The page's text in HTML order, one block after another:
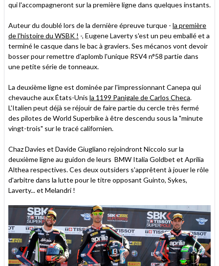
qui l'accompagneront sur la première ligne dans quelques instants.
Auteur du doublé lors de la dernière épreuve turque - la première
de l'histoire du WSBK ! -, Eugene Laverty s'est un peu emballé et a
terminé le casque dans le bac à graviers. Ses mécanos vont devoir
bosser pour remettre d'aplomb l'unique RSV4 n°58 partie dans
une petite série de tonneaux.
La deuxième ligne est dominée par l'impressionnant Canepa qui
chevauche aux États-Unis la 1199 Panigale de Carlos Checa.
L'Italien peut déjà se réjouir de faire partie du cercle très fermé
des pilotes de World Superbike à être descendu sous la "minute
vingt-trois" sur le tracé californien.
Chaz Davies et Davide Giugliano rejoindront Niccolo sur la
deuxième ligne au guidon de leurs BMW Italia Goldbet et Aprilia
Althea respectives. Ces deux outsiders s'apprêtent à jouer le rôle
d'arbitre dans la lutte pour le titre opposant Guinto, Sykes,
Laverty... et Melandri !